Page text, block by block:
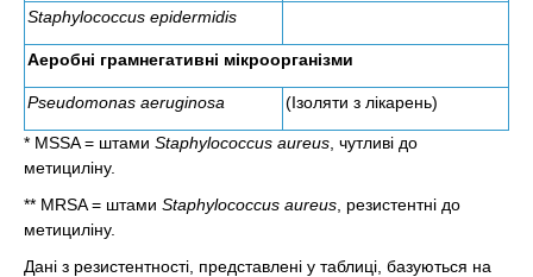
Staphylococcus epidermidis
Аеробні грамнегативні мікроорганізми
Pseudomonas aeruginosa (Ізоляти з лікарень)
* MSSA = штами Staphylococcus aureus , чутливі до
метициліну.
** MRSA = штами Staphylococcus aureus , резистентні до
метициліну.
Дані з резистентності, представлені у таблиці, базуються на